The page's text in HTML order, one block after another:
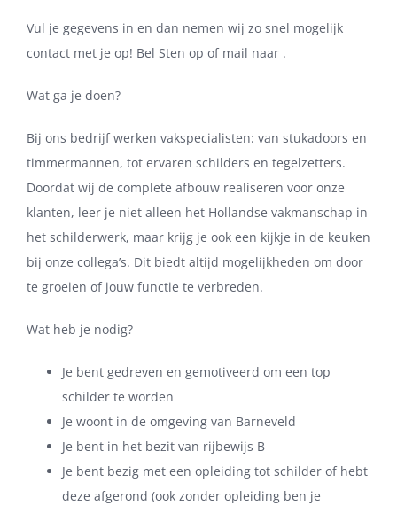
Vul je gegevens in en dan nemen wij zo snel mogelijk
contact met je op! Bel Sten op of mail naar .
Wat ga je doen?
Bij ons bedrijf werken vakspecialisten: van stukadoors en
timmermannen, tot ervaren schilders en tegelzetters.
Doordat wij de complete afbouw realiseren voor onze
klanten, leer je niet alleen het Hollandse vakmanschap in
het schilderwerk, maar krijg je ook een kijkje in de keuken
bij onze collega’s. Dit biedt altijd mogelijkheden om door
te groeien of jouw functie te verbreden.
Wat heb je nodig?
Je bent gedreven en gemotiveerd om een top
schilder te worden
Je woont in de omgeving van Barneveld
Je bent in het bezit van rijbewijs B
Je bent bezig met een opleiding tot schilder of hebt
deze afgerond (ook zonder opleiding ben je